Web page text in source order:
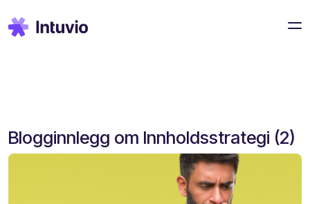
Blogginnlegg om Innholdsstrategi (2)